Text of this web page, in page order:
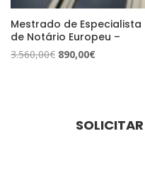
Mestrado de Especialista
de Notário Europeu –
3.560,00€ O
3.560,00€.
890,00€O
890,00€.